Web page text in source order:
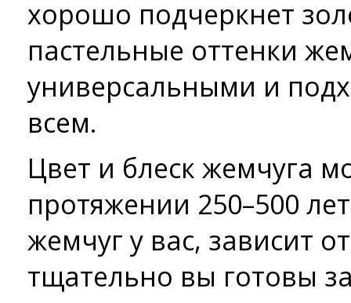
хорошо подчеркнет
пастельные оттенки
универсальными и
всем.
Цвет и блеск жемчуга
протяжении 250–500
жемчуг у вас, зависит
тщательно вы готовы